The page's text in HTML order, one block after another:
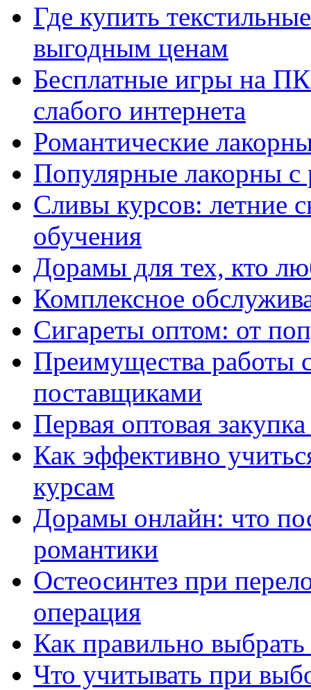
Где купить
выгодным ценам
Бесплатные игры на
слабого интернета
Романтические
Популярные лакорны с
Сливы курсов: летние
обучения
Дорамы для тех, кто
Комплексное
Сигареты оптом: от
Преимущества работы
поставщиками
Первая оптовая
Как эффективно
курсам
Дорамы онлайн: что
романтики
Остеосинтез при
операция
Как правильно
Что учитывать при